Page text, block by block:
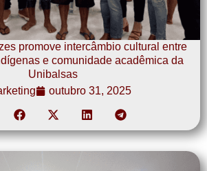
promove intercâmbio cultural entre
e comunidade acadêmica da
Unibalsas
outubro 31, 2025